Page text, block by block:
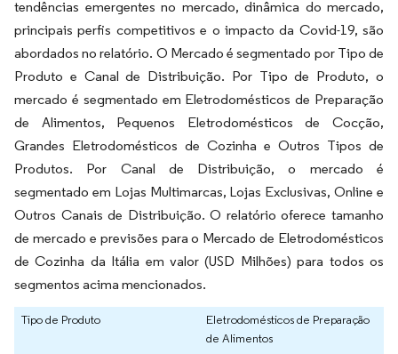
tendências emergentes no mercado, dinâmica do mercado,
principais perfis competitivos e o impacto da Covid-19, são
abordados no relatório. O Mercado é segmentado por Tipo de
Produto e Canal de Distribuição. Por Tipo de Produto, o
mercado é segmentado em Eletrodomésticos de Preparação
de Alimentos, Pequenos Eletrodomésticos de Cocção,
Grandes Eletrodomésticos de Cozinha e Outros Tipos de
Produtos. Por Canal de Distribuição, o mercado é
segmentado em Lojas Multimarcas, Lojas Exclusivas, Online e
Outros Canais de Distribuição. O relatório oferece tamanho
de mercado e previsões para o Mercado de Eletrodomésticos
de Cozinha da Itália em valor (USD Milhões) para todos os
segmentos acima mencionados.
Tipo de Produto
Eletrodomésticos de Preparação
de Alimentos